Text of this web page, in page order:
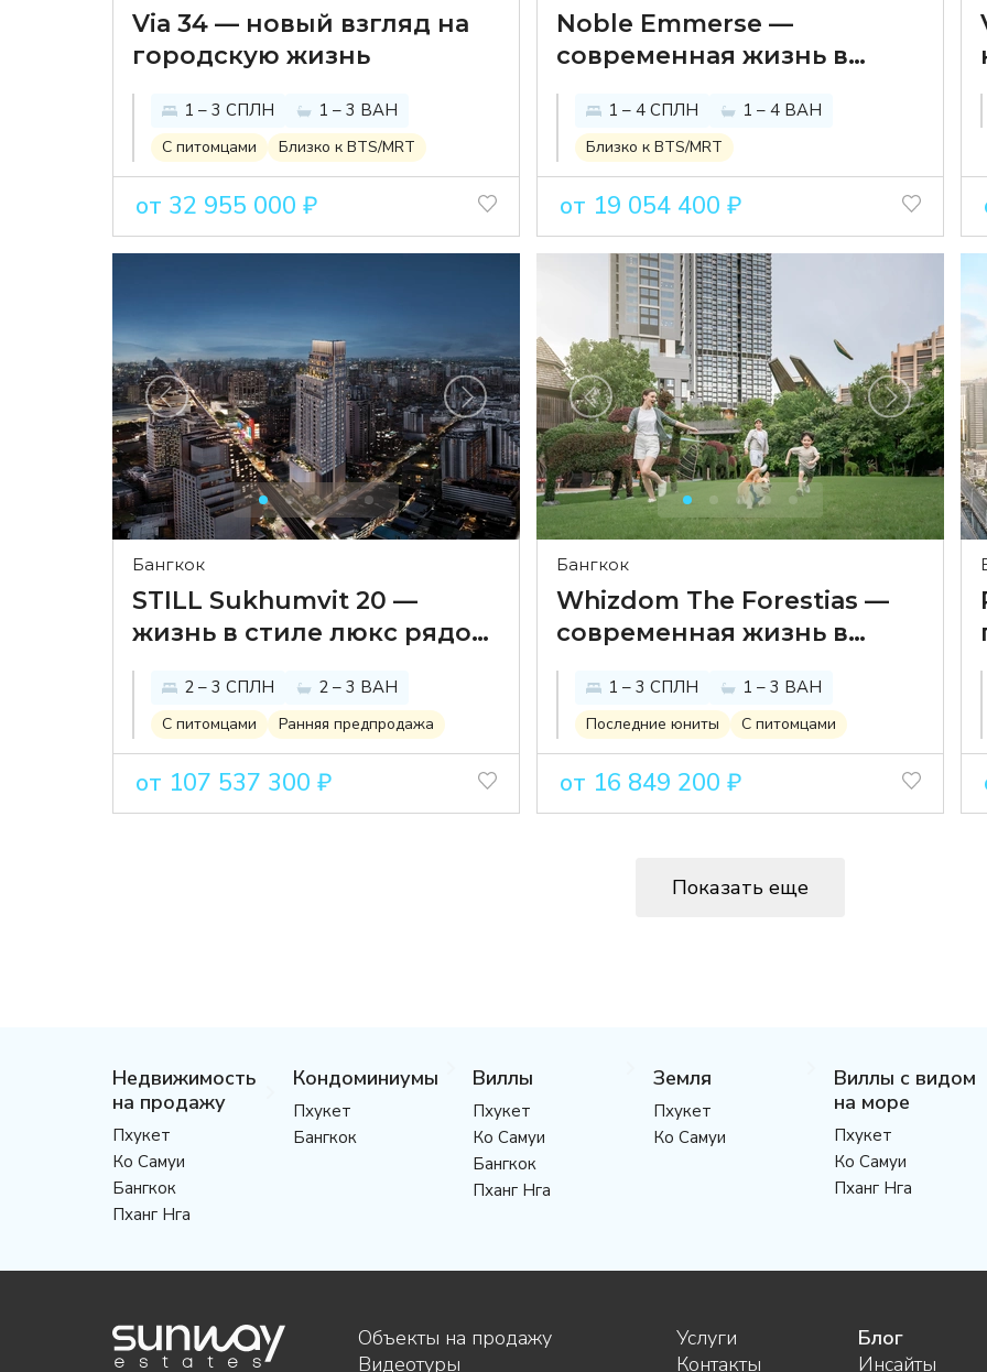
Via 34 — новый взгляд на
городскую жизнь
1 – 3 СПЛН 1 – 3 ВАН
С питомцами Близко к BTS/MRT
от 32 955 000 ₽
Noble Emmerse —
современная жизнь в
сердце Пром Понга
1 – 4 СПЛН 1 – 4 ВАН
Близко к BTS/MRT
от 19 054 400 ₽
Бангкок
STILL Sukhumvit 20 —
жизнь в стиле люкс рядом
с EmSphere
2 – 3 СПЛН 2 – 3 ВАН
С питомцами Ранняя предпродажа
от 107 537 300 ₽
Бангкок
Whizdom The Forestias —
современная жизнь в
гармонии с природой в
знаковом комплексе The
Forestias
1 – 3 СПЛН 1 – 3 ВАН
Последние юниты С питомцами
от 16 849 200 ₽
Показать еще
Недвижимость
на продажу
Пхукет
Ко Самуи
Бангкок
Пханг Нга
Кондоминиумы
Пхукет
Бангкок
Виллы
Пхукет
Ко Самуи
Бангкок
Пханг Нга
Земля
Пхукет
Ко Самуи
Виллы с видом
на море
Пхукет
Ко Самуи
Пханг Нга
Объекты на продажу
Видеотуры
Услуги
Контакты
Блог
Инсайты